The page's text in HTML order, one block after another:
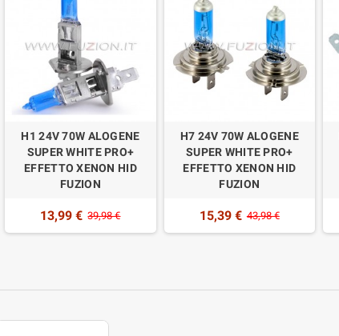
H1 24V 70W ALOGENE
SUPER WHITE PRO+
EFFETTO XENON HID
FUZION
13,99 € 39,98 €
H7 24V 70W ALOGENE
SUPER WHITE PRO+
EFFETTO XENON HID
FUZION
15,39 € 43,98 €